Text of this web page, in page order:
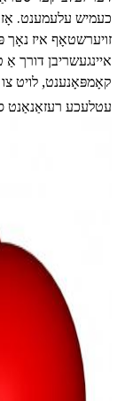
כעמיש עלעמענט.
זויערשטאָף איז נאָך
קאָמפּאָנענט, לויט צו
עטלעכע